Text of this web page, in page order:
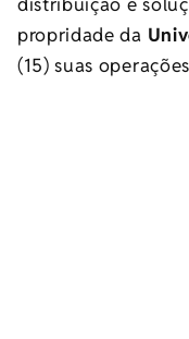
propridade da
(15) suas